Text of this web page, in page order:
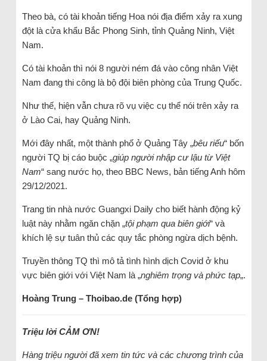
Theo bà, có tài khoản tiếng Hoa nói địa điểm xảy ra xung
đột là cửa khẩu Bắc Phong Sinh, tỉnh Quảng Ninh, Việt
Nam.
Có tài khoản thì nói 8 người ném đá vào công nhân Việt
Nam đang thi công là bộ đội biên phòng của Trung Quốc.
Như thế, hiện vẫn chưa rõ vụ việc cụ thể nói trên xảy ra
ở Lào Cai, hay Quảng Ninh.
Mới đây nhất, một thành phố ở Quảng Tây „bêu riếu“ bốn
người TQ bị cáo buộc „giúp người nhập cư lậu từ Việt
Nam“ sang nước họ, theo BBC News, bản tiếng Anh hôm
29/12/2021.
Trang tin nhà nước Guangxi Daily cho biết hành động kỷ
luật này nhằm ngăn chặn „tội phạm qua biên giới“ và
khích lệ sự tuân thủ các quy tắc phòng ngừa dịch bệnh.
Truyền thông TQ thì mô tả tình hình dịch Covid ở khu
vực biên giới với Việt Nam là „nghiêm trọng và phức tạp„.
Hoàng Trung – Thoibao.de (Tổng hợp)
Triệu lời CẢM ƠN!
Hàng triệu người đã xem tin tức và các chương trình của